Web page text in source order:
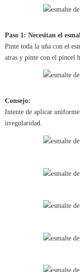
Paso 1: Necesitan el
Pinte toda la uña con el
atras y pinte con el pincel
Consejo:
Intente de aplicar
irregularidad.